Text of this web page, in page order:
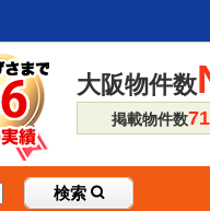
大阪物件数
掲載物件数
検索